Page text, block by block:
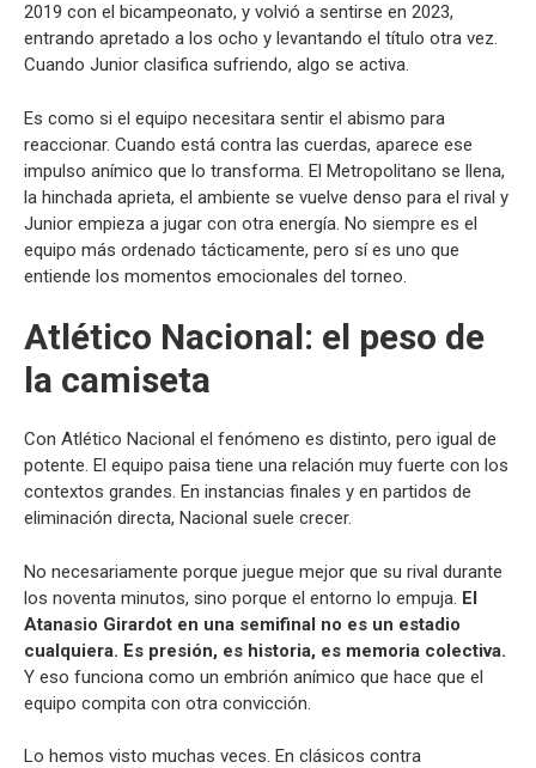
2019 con el bicampeonato, y volvió a sentirse en 2023,
entrando apretado a los ocho y levantando el título otra vez.
Cuando Junior clasifica sufriendo, algo se activa.
Es como si el equipo necesitara sentir el abismo para
reaccionar. Cuando está contra las cuerdas, aparece ese
impulso anímico que lo transforma. El Metropolitano se llena,
la hinchada aprieta, el ambiente se vuelve denso para el rival y
Junior empieza a jugar con otra energía. No siempre es el
equipo más ordenado tácticamente, pero sí es uno que
entiende los momentos emocionales del torneo.
Atlético Nacional: el peso de
la camiseta
Con Atlético Nacional el fenómeno es distinto, pero igual de
potente. El equipo paisa tiene una relación muy fuerte con los
contextos grandes. En instancias finales y en partidos de
eliminación directa, Nacional suele crecer.
No necesariamente porque juegue mejor que su rival durante
los noventa minutos, sino porque el entorno lo empuja. El
Atanasio Girardot en una semifinal no es un estadio
cualquiera. Es presión, es historia, es memoria colectiva.
Y eso funciona como un embrión anímico que hace que el
equipo compita con otra convicción.
Lo hemos visto muchas veces. En clásicos contra